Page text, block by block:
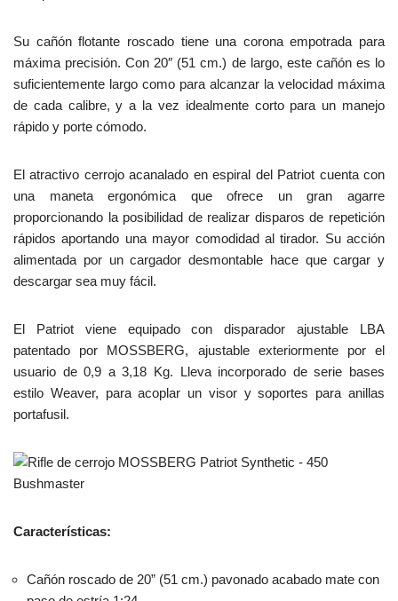
Su cañón flotante roscado tiene una corona empotrada para
máxima precisión. Con 20″ (51 cm.) de largo, este cañón es lo
suficientemente largo como para alcanzar la velocidad máxima
de cada calibre, y a la vez idealmente corto para un manejo
rápido y porte cómodo.
El atractivo cerrojo acanalado en espiral del Patriot cuenta con
una maneta ergonómica que ofrece un gran agarre
proporcionando la posibilidad de realizar disparos de repetición
rápidos aportando una mayor comodidad al tirador. Su acción
alimentada por un cargador desmontable hace que cargar y
descargar sea muy fácil.
El Patriot viene equipado con disparador ajustable LBA
patentado por MOSSBERG, ajustable exteriormente por el
usuario de 0,9 a 3,18 Kg. Lleva incorporado de serie bases
estilo Weaver, para acoplar un visor y soportes para anillas
portafusil.
Características:
Cañón roscado de 20” (51 cm.) pavonado acabado mate con